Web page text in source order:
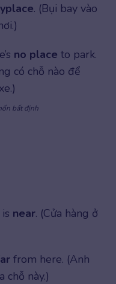
. (Bụi bay vào
no place to park.
có chỗ nào để
bất định
near. (Cửa hàng ở
from here. (Anh
chỗ này.)